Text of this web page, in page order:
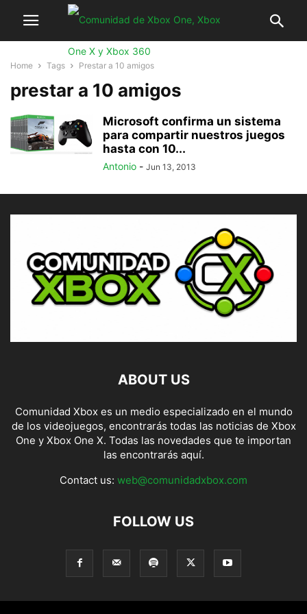
Home Tags Prestar a 10 amigos
prestar a 10 amigos
Microsoft confirma un sistema
para compartir nuestros juegos
hasta con 10...
Antonio - Jun 13, 2013
ABOUT US
Comunidad Xbox es un medio especializado en el mundo
de los videojuegos, encontrarás todas las noticias de Xbox
One y Xbox One X. Todas las novedades que te importan
las encontrarás aquí.
Contact us: web@comunidadxbox.com
FOLLOW US